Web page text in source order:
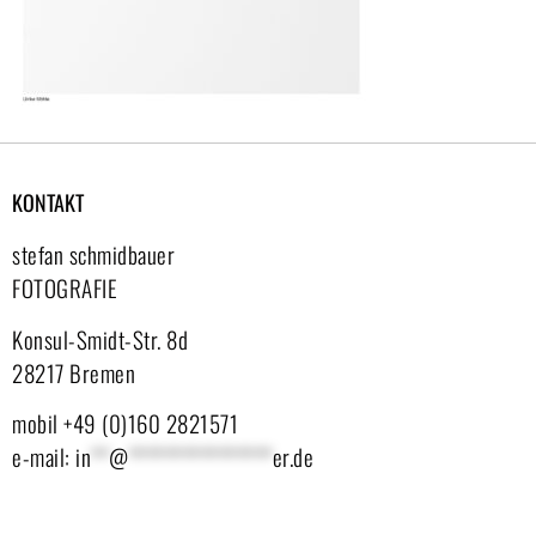
KONTAKT
stefan schmidbauer
FOTOGRAFIE
Konsul-Smidt-Str. 8d
28217 Bremen
mobil +49 (0)160 2821571
e-mail: in**@****************er.de